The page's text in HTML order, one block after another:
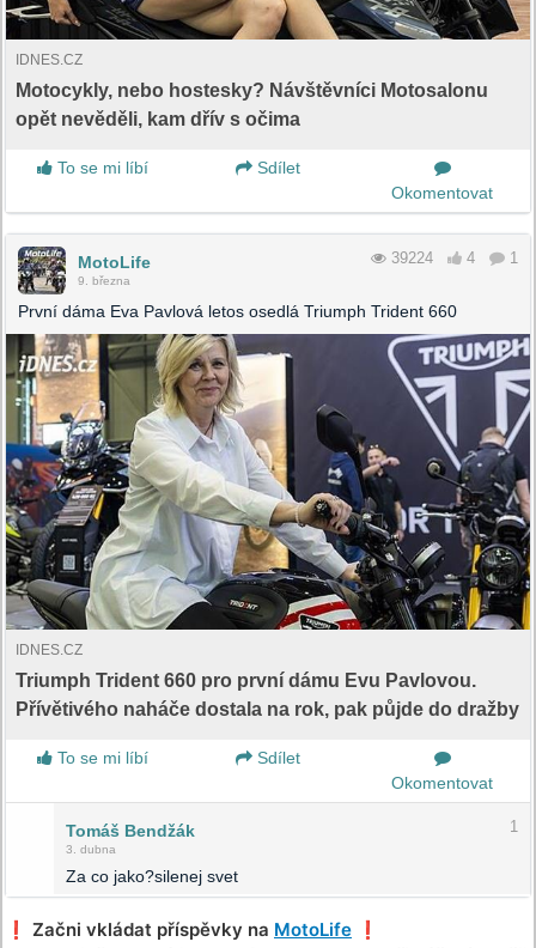
IDNES.CZ
Motocykly, nebo hostesky? Návštěvníci Motosalonu
opět nevěděli, kam dřív s očima
To se mi líbí
Sdílet
Okomentovat
MotoLife
9. března
39224 4 1
První dáma Eva Pavlová letos osedlá Triumph Trident 660
IDNES.CZ
Triumph Trident 660 pro první dámu Evu Pavlovou.
Přívětivého naháče dostala na rok, pak půjde do dražby
To se mi líbí
Sdílet
Okomentovat
Tomáš Bendžák
3. dubna
1
Za co jako?silenej svet
❗️ Začni vkládat příspěvky na MotoLife ❗️